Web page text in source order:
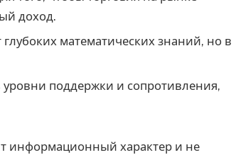
доход.
математических знаний, но в
поддержки и сопротивления,
информационный характер и не